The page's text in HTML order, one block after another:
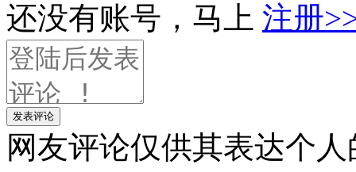
还没有账号，马上 注册
发表评论
网友评论仅供其表达个